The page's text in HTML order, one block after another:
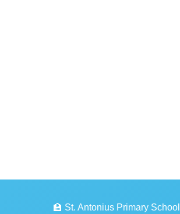
🏫 St. Antonius Primary School